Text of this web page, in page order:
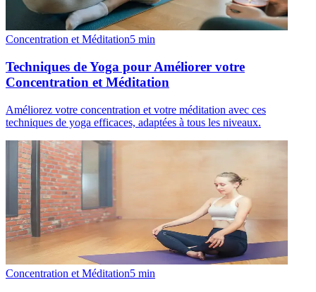
Concentration et Méditation5 min
Techniques de Yoga pour Améliorer votre
Concentration et Méditation
Améliorez votre concentration et votre méditation avec ces
techniques de yoga efficaces, adaptées à tous les niveaux.
Concentration et Méditation5 min